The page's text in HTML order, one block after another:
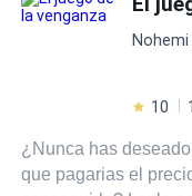
apuesta que revelará
convertirá el camping en
la sed, el hambre y
thriller psicológico
la fragilidad de los
Traición
10
¿Nunca has
que pagarias el